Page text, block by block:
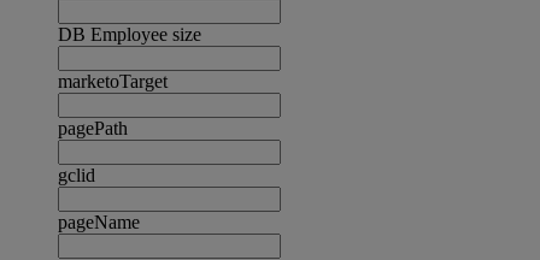
DB Employee size
marketoTarget
pagePath
gclid
pageName